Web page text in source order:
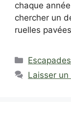
chaque
chercher un
ruelles
Catégories
Laisser